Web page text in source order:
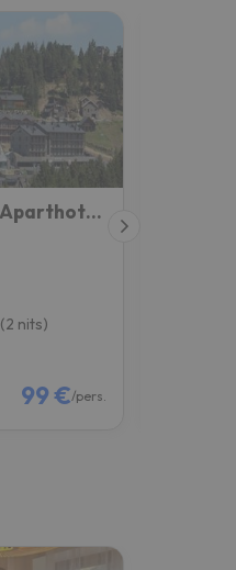
Guitart La Molina Aparthotel And Spa
(2 nits)
99 €/pers.